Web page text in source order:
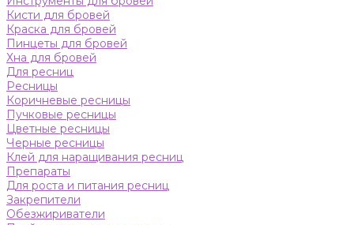
Кисти для бровей
Краска для бровей
Пинцеты для бровей
Хна для бровей
Для ресниц
Ресницы
Коричневые ресницы
Пучковые ресницы
Цветные ресницы
Черные ресницы
Клей для наращивания ресниц
Препараты
Для роста и питания ресниц
Закрепители
Обезжириватели